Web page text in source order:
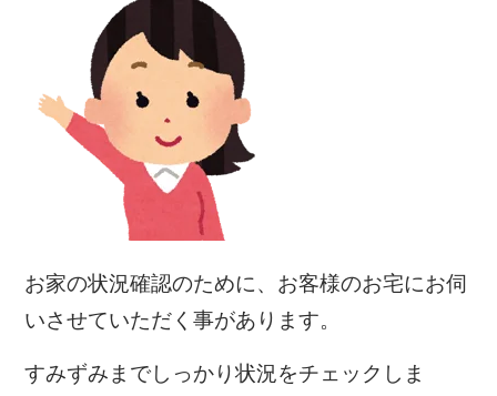
お家の状況確認のために、お客様のお宅にお伺
いさせていただく事があります。
すみずみまでしっかり状況をチェックしま